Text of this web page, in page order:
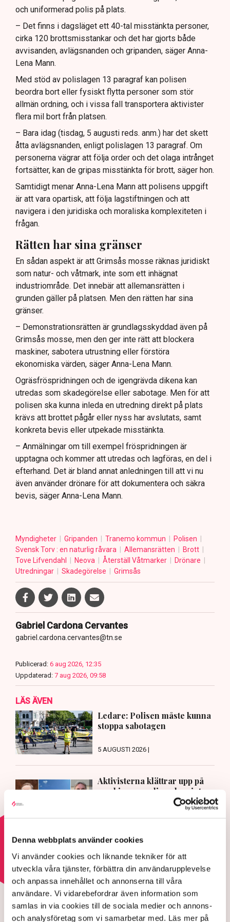
Denna webbplats använder cookies
Vi använder cookies och liknande tekniker för att
utveckla våra tjänster, förbättra din användarupplevelse
och anpassa innehållet och annonserna till våra
användare. Vi vidarebefordrar även information som
samlas in via cookies till de sociala medier och annons-
och analysföretag som vi samarbetar med. Läs mer på
och uniformerad polis på plats.
– Det finns i dagsläget ett 40-tal misstänkta personer,
cirka 120 brottsmisstankar och det har gjorts både
avvisanden, avlägsnanden och gripanden, säger Anna-
Lena Mann.
Med stöd av polislagen 13 paragraf kan polisen
beordra bort eller fysiskt flytta personer som stör
allmän ordning, och i vissa fall transportera aktivister
flera mil bort från platsen.
– Bara idag (tisdag, 5 augusti reds. anm.) har det skett
åtta avlägsnanden, enligt polislagen 13 paragraf. Om
personerna vägrar att följa order och det olaga intrånget
fortsätter, kan de gripas misstänkta för brott, säger hon.
Samtidigt menar Anna-Lena Mann att polisens uppgift
är att vara opartisk, att följa lagstiftningen och att
navigera i den juridiska och moraliska komplexiteten i
frågan.
Rätten har sina gränser
En sådan aspekt är att Grimsås mosse räknas juridiskt
som natur- och våtmark, inte som ett inhägnat
industriområde. Det innebär att allemansrätten i
grunden gäller på platsen. Men den rätten har sina
gränser.
– Demonstrationsrätten är grundlagsskyddad även på
Grimsås mosse, men den ger inte rätt att blockera
maskiner, sabotera utrustning eller förstöra
ekonomiska värden, säger Anna-Lena Mann.
Ogräsfröspridningen och de igengrävda dikena kan
utredas som skadegörelse eller sabotage. Men för att
polisen ska kunna inleda en utredning direkt på plats
krävs att brottet pågår eller nyss har avslutats, samt
konkreta bevis eller utpekade misstänkta.
– Anmälningar om till exempel fröspridningen är
upptagna och kommer att utredas och lagföras, en del i
efterhand. Det är bland annat anledningen till att vi nu
även använder drönare för att dokumentera och säkra
bevis, säger Anna-Lena Mann.
Myndigheter Gripanden Tranemo kommun
Polisen
Svensk Torv : en naturlig råvara
Allemansrätten
Brott
Tove Lifvendahl
Neova Återställ Våtmarker
Drönare
Utredningar
Skadegörelse Grimsås
Gabriel Cardona Cervantes
gabriel.cardona.cervantes@tn.se
Publicerad: 6 aug 2026, 12:35
Uppdaterad: 7 aug 2026, 09:58
LÄS ÄVEN
Ledare: Polisen måste kunna
stoppa sabotagen
5 AUGUSTI 2026 |
Aktivisterna klättrar upp på
maskiner – polisen kan inte
avvisa dem: ”Upptrappning på
HOTEN MOT ÄGANDERÄTTEN
Aktivisterna klättrar upp på